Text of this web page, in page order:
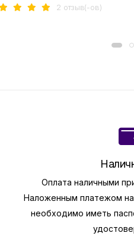
2 отзыв(-ов)
Оплата наличными
Наложенным платежом
необходимо иметь